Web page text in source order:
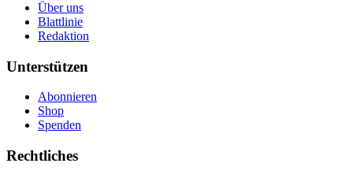
Über uns
Blattlinie
Redaktion
Unterstützen
Abonnieren
Shop
Spenden
Rechtliches